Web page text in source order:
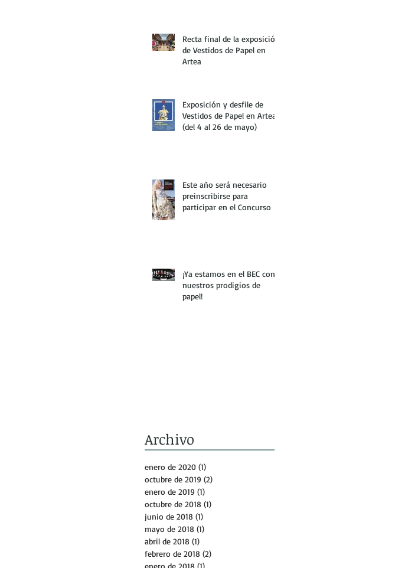
Recta final de la exposición
de Vestidos de Papel en
Artea
Exposición y desfile de
Vestidos de Papel en Artea
(del 4 al 26 de mayo)
Este año será necesario
preinscribirse para
participar en el Concurso
¡Ya estamos en el BEC con
nuestros prodigios de
papel!
Archivo
enero de 2020 (1)
octubre de 2019 (2)
enero de 2019 (1)
octubre de 2018 (1)
junio de 2018 (1)
mayo de 2018 (1)
abril de 2018 (1)
febrero de 2018 (2)
enero de 2018 (1)